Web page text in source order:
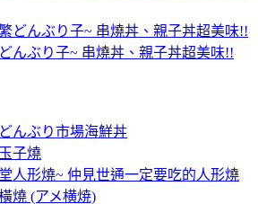
んぶり子~ 串燒丼、親子丼超美味!!
んぶり市場海鮮丼
子燒
人形燒~ 仲見世通一定要吃的人形燒
燒 (アメ横焼)